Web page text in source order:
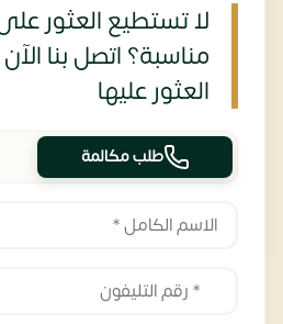
لا تستطيع العثور
مناسبة؟ اتصل بنا
العثور عليها
طلب مكالمة